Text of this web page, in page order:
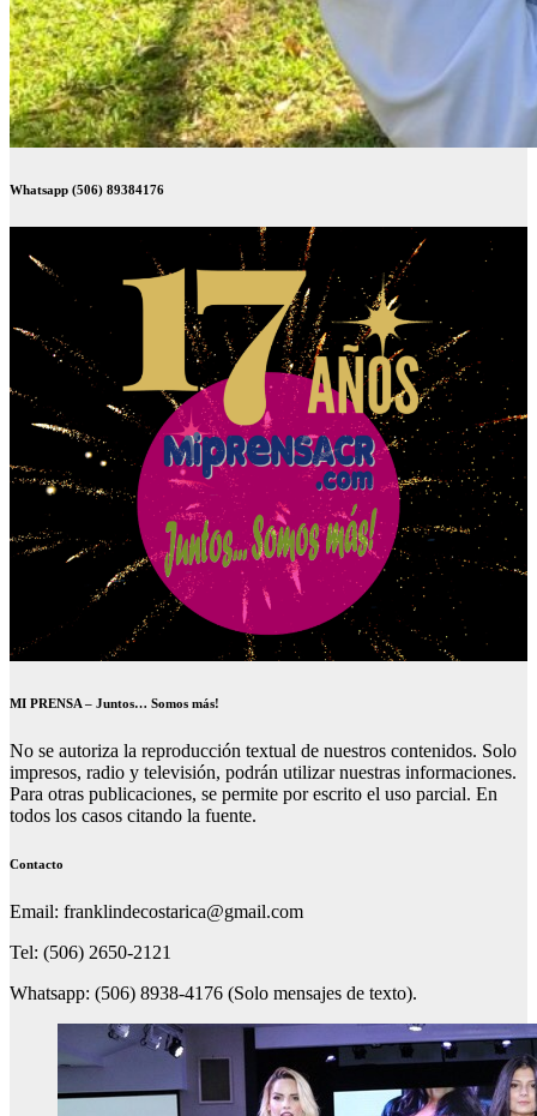
Whatsapp (506) 89384176
MI PRENSA – Juntos… Somos más!
No se autoriza la reproducción textual de nuestros contenidos. Solo
impresos, radio y televisión, podrán utilizar nuestras informaciones.
Para otras publicaciones, se permite por escrito el uso parcial. En
todos los casos citando la fuente.
Contacto
Email: franklindecostarica@gmail.com
Tel: (506) 2650-2121
Whatsapp: (506) 8938-4176 (Solo mensajes de texto).